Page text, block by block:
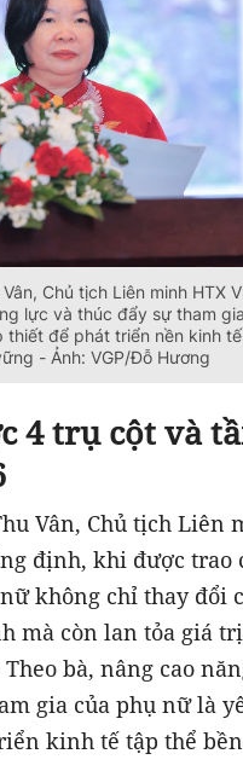
Chủ tịch Liên minh HTX
lực và thúc đẩy sự tham
thiết để phát triển nền kinh
- Ảnh: VGP/Đỗ Hương
4 trụ cột và
Vân, Chủ tịch Liên
định, khi được trao
không chỉ thay đổi
mà còn lan tỏa giá
bà, nâng cao
gia của phụ nữ là
kinh tế tập thể